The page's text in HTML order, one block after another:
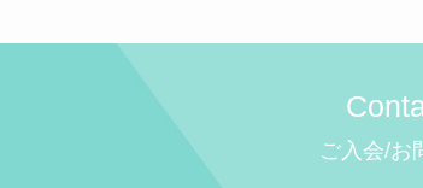
ご入会/お